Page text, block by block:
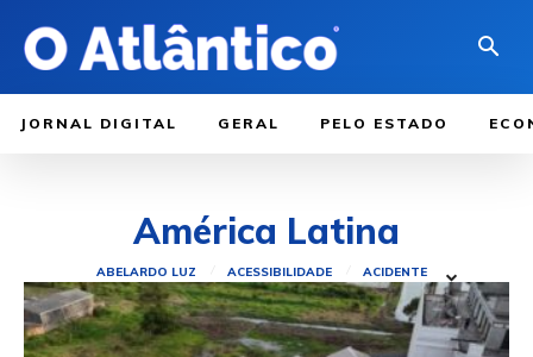
JORNAL DIGITAL GERAL PELO ESTADO
América Latina
ABELARDO LUZ ACESSIBILIDADE ACIDENTE